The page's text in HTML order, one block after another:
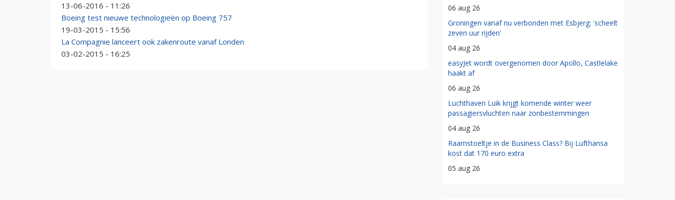
13-06-2016 - 11:26
Boeing test nieuwe technologieën op Boeing 757
19-03-2015 - 15:56
La Compagnie lanceert ook zakenroute vanaf Londen
03-02-2015 - 16:25
06 aug 26
Groningen vanaf nu verbonden met Esbjerg: 'scheelt
zeven uur rijden'
04 aug 26
easyJet wordt overgenomen door Apollo, Castlelake
haakt af
06 aug 26
Luchthaven Luik krijgt komende winter weer
passagiersvluchten naar zonbestemmingen
04 aug 26
Raamstoeltje in de Business Class? Bij Lufthansa
kost dat 170 euro extra
05 aug 26